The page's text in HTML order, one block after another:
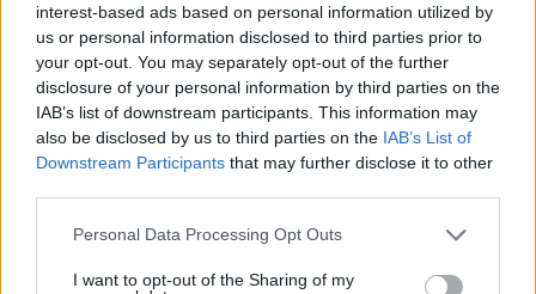
interest-based ads based on personal information utilized by
us or personal information disclosed to third parties prior to
your opt-out. You may separately opt-out of the further
disclosure of your personal information by third parties on the
IAB’s list of downstream participants. This information may
also be disclosed by us to third parties on the IAB’s List of
Downstream Participants that may further disclose it to other
Please note that this website/app uses one or more Google
not limited to your visit or usage behaviour. You may click to
Personal Data Processing Opt Outs
I want to opt-out of the Sharing of my
Η επιστήμη πίσω από την τέλεια μαρμελάδα σύκο
πριν 6 λεπτά
Ένα παλιό βίντεο με τις χορευτικές ικανότητες του Tom
Holland έχει εντυπωσιάσει το διαδίκτυο
πριν 6 λεπτά
πριν 16 λεπτά
Μαρία Εκμεκτσίογλου: Ζω καθημερινά θαύματα, πρώτα
πριν 18 λεπτά